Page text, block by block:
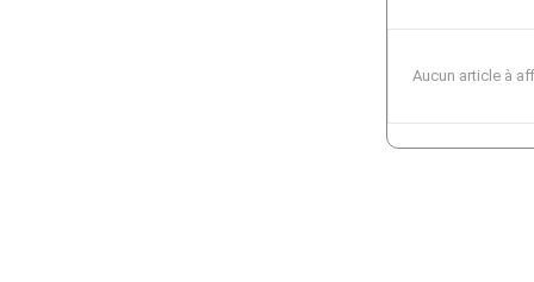
Aucun article à